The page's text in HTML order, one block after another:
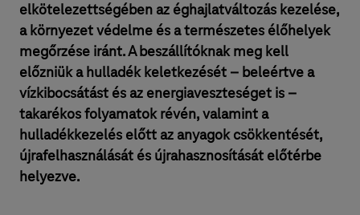
elkötelezettségében az éghajlatváltozás kezelése,
a környezet védelme és a természetes élőhelyek
megőrzése iránt. A beszállítóknak meg kell
előzniük a hulladék keletkezését – beleértve a
vízkibocsátást és az energiaveszteséget is –
takarékos folyamatok révén, valamint a
hulladékkezelés előtt az anyagok csökkentését,
újrafelhasználását és újrahasznosítását előtérbe
helyezve.